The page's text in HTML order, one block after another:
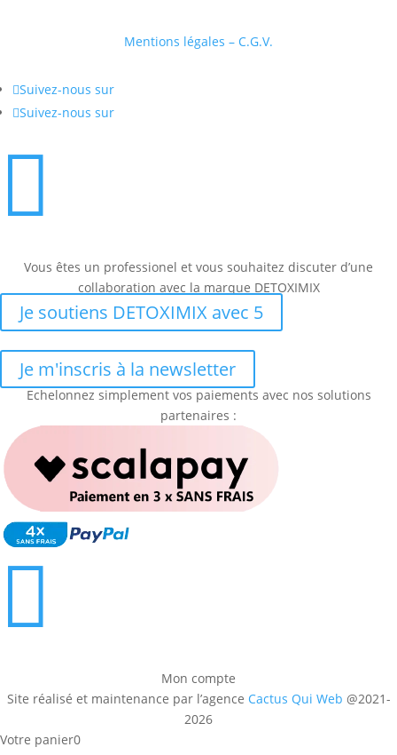
Mentions légales – C.G.V.
Suivez-nous sur
Suivez-nous sur

Vous êtes un professionel et vous souhaitez discuter d’une
collaboration avec la marque DETOXIMIX
Je soutiens DETOXIMIX avec 5
Je m'inscris à la newsletter
Echelonnez simplement vos paiements avec nos solutions
partenaires :

Mon compte
Site réalisé et maintenance par l’agence Cactus Qui Web @2021-
2026
Votre panier0